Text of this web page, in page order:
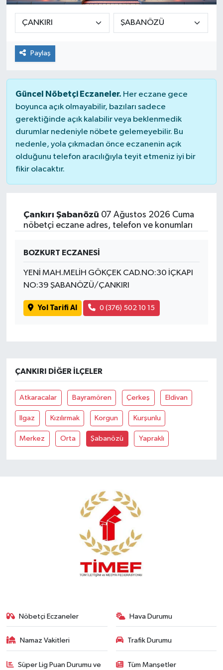
Paylaş
Güncel Nöbetçi Eczaneler. Her eczane gece
boyunca açık olmayabilir, bazıları sadece
gerektiğinde açık kalabilir veya beklenmedik
durumlar nedeniyle nöbete gelemeyebilir. Bu
nedenle, yola çıkmadan önce eczanenin açık
olduğunu telefon aracılığıyla teyit etmeniz iyi bir
fikir olacaktır.
Çankırı Şabanözü 07 Ağustos 2026 Cuma
nöbetçi eczane adres, telefon ve konumları
BOZKURT ECZANESİ
YENİ MAH.MELİH GÖKÇEK CAD.NO:30 İÇKAPI
NO:39 ŞABANÖZÜ/ÇANKIRI
Yol Tarifi Al 0 (376) 502 10 15
ÇANKIRI DIĞER İLÇELER
Atkaracalar Bayramören Çerkeş Eldivan
Ilgaz Kızılırmak Korgun Kurşunlu
Merkez Orta Şabanözü Yapraklı
Nöbetçi Eczaneler Hava Durumu
Namaz Vakitleri Trafik Durumu
Süper Lig Puan Durumu ve Tüm Manşetler
Konsorsiyum
PROJELER İNGİLİZCE
YEREL MEDYA RAPORU